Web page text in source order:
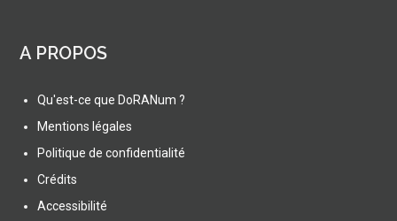
A PROPOS
Qu'est-ce que DoRANum ?
Mentions légales
Politique de confidentialité
Crédits
Accessibilité